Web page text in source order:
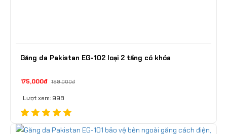
Găng da Pakistan EG-102 loại 2 tầng có khóa
175,000đ 199,000đ
Lượt xem: 998